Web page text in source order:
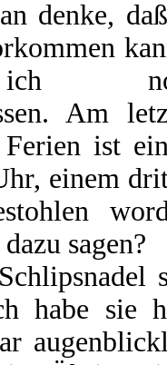
denke,
Am
ist
einem
sagen?
habe sie